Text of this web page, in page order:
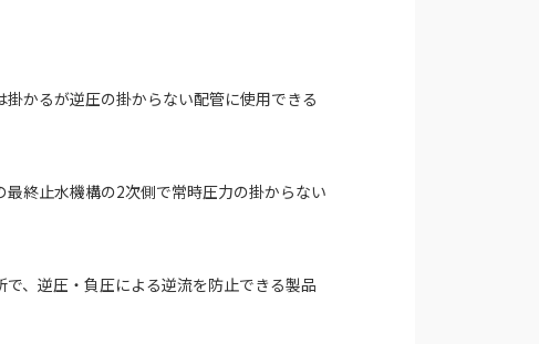
かるが逆圧の掛からない配管に使用できる
終止水機構の2次側で常時圧力の掛からない
、逆圧・負圧による逆流を防止できる製品